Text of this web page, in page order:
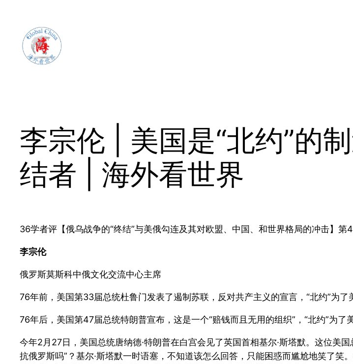
content
李宗伦 | 美国是“北约”的
结者 | 海外看世界
36学者评【俄乌战争的“终结”与美俄勾连及其对欧盟、中国、和世界格局的冲击】第
李宗伦
俄罗斯莫斯科中俄文化交流中心主席
76年前，美国第33届总统杜鲁门发表了遏制苏联，反对共产主义的宣言，“北约”为了
76年后，美国第47届总统特朗普宣布，这是一个“赔钱而且无用的组织”，“北约”为了
今年2月27日，美国总统唐纳德·特朗普在白宫会见了英国首相基尔·斯塔默。这位美
抗俄罗斯吗”？基尔·斯塔默一时语塞，不知道该怎么回答，只能困惑而尴尬地笑了笑